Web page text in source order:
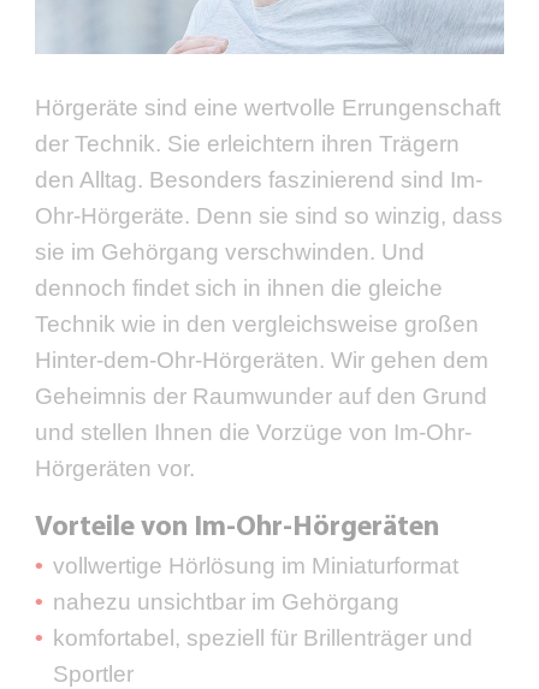
Hörgeräte sind eine wertvolle Errungenschaft
der Technik. Sie erleichtern ihren Trägern
den Alltag. Besonders faszinierend sind Im-
Ohr-Hörgeräte. Denn sie sind so winzig, dass
sie im Gehörgang verschwinden. Und
dennoch findet sich in ihnen die gleiche
Technik wie in den vergleichsweise großen
Hinter-dem-Ohr-Hörgeräten. Wir gehen dem
Geheimnis der Raumwunder auf den Grund
und stellen Ihnen die Vorzüge von Im-Ohr-
Hörgeräten vor.
Vorteile von Im-Ohr-Hörgeräten
vollwertige Hörlösung im Miniaturformat
nahezu unsichtbar im Gehörgang
komfortabel, speziell für Brillenträger und
Sportler